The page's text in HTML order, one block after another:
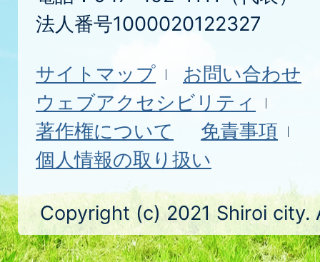
法人番号1000020122327
サイトマップ
お問い合わせ
ウェブアクセシビリティ
著作権について
免責事項
個人情報の取り扱い
Copyright (c) 2021 Shiroi city.